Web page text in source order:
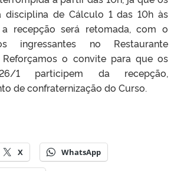
de Cálculo 1 das 10h às
a recepção será retomada, com o
ingressantes no Restaurante
Reforçamos o convite para que os
1 participem da recepção,
de confraternização do Curso.
X WhatsApp